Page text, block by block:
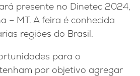
presente no Dinetec 2024,
– MT. A feira é conhecida
regiões do Brasil.
para o
por objetivo agregar